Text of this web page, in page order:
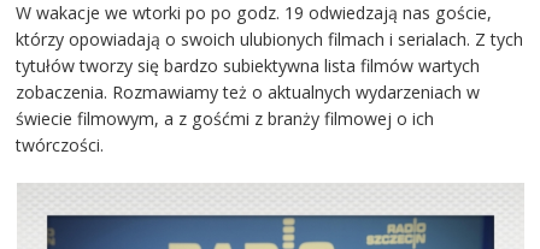
W wakacje we wtorki po po godz. 19 odwiedzają nas goście,
którzy opowiadają o swoich ulubionych filmach i serialach. Z tych
tytułów tworzy się bardzo subiektywna lista filmów wartych
zobaczenia. Rozmawiamy też o aktualnych wydarzeniach w
świecie filmowym, a z gośćmi z branży filmowej o ich
twórczości.